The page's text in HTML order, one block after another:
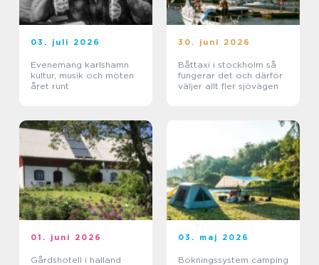
03. juli 2026
Evenemang karlshamn
kultur, musik och möten
året runt
30. juni 2026
Båttaxi i stockholm så
fungerar det och därför
väljer allt fler sjövägen
01. juni 2026
Gårdshotell i halland
03. maj 2026
Bokningssystem camping